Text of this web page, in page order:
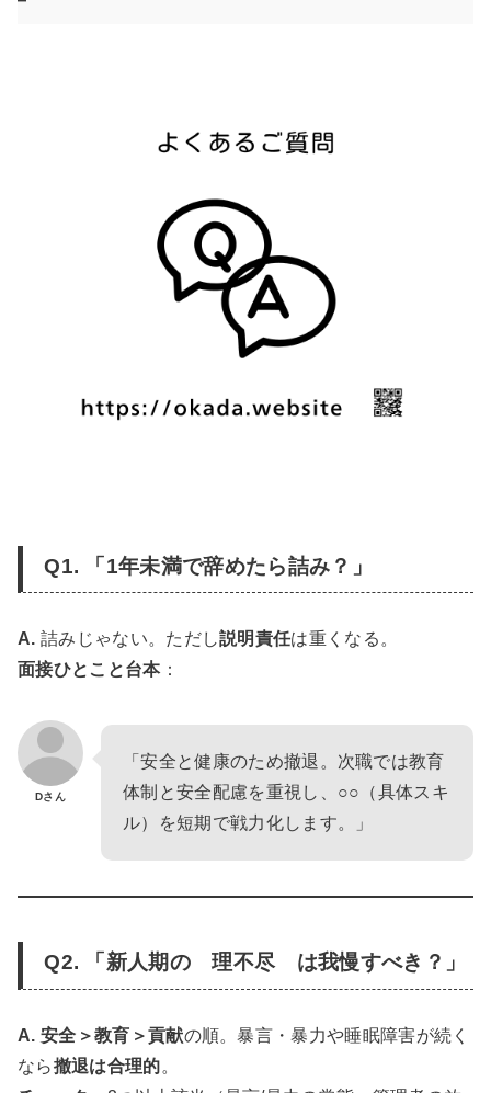
Q1. 「1年未満で辞めたら詰み？」
A. 詰みじゃない。ただし説明責任は重くなる。
面接ひとこと台本：
Dさん
「安全と健康のため撤退。次職では教育
体制と安全配慮を重視し、○○（具体スキ
ル）を短期で戦力化します。」
Q2. 「新人期の 理不尽 は我慢すべき？」
A. 安全＞教育＞貢献の順。暴言・暴力や睡眠障害が続く
なら撤退は合理的。